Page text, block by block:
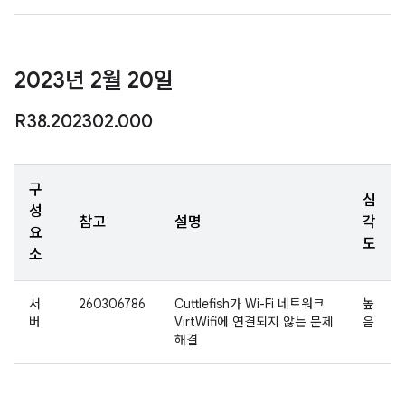
2023년 2월 20일
R38.202302.000
구
성
요
소
참고 설명
심
각
도
서
버
260306786
Cuttlefish가 Wi-Fi 네트워크
VirtWifi에 연결되지 않는 문제
해결
높
음